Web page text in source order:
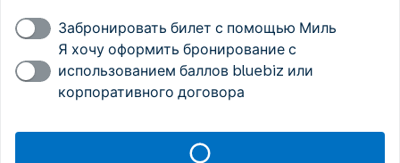
Забронировать билет с помощью Миль
Я хочу оформить бронирование с
использованием баллов bluebiz или
корпоративного договора